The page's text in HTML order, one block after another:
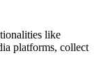
like
platforms, collect